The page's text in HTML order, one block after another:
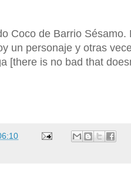
Coco de Barrio Sésamo.
un personaje y otras
[there is no bad that